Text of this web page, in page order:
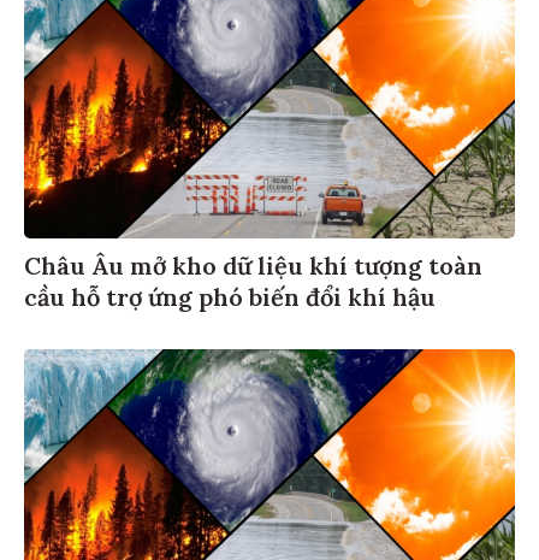
Châu Âu mở kho dữ liệu khí tượng toàn
cầu hỗ trợ ứng phó biến đổi khí hậu